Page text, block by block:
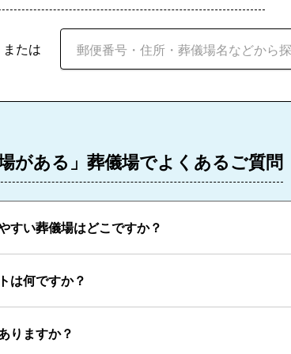
または
場がある」葬儀場でよくあるご質問
すい葬儀場はどこですか？
は何ですか？
りますか？